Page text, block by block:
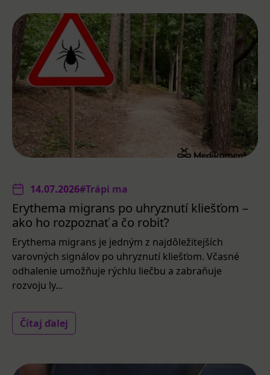
14.07.2026#Trápi ma
Erythema migrans po uhryznutí kliešťom –
ako ho rozpoznať a čo robiť?
Erythema migrans je jedným z najdôležitejších
varovných signálov po uhryznutí kliešťom. Včasné
odhalenie umožňuje rýchlu liečbu a zabraňuje
rozvoju ly...
Čítaj ďalej